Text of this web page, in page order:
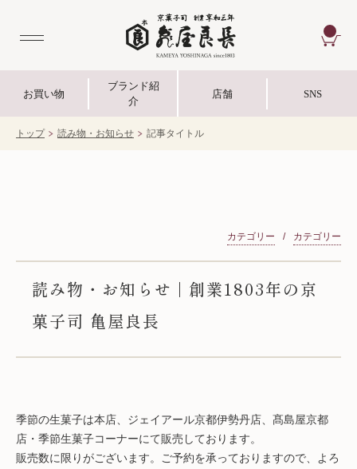
お買い物
ブランド紹
介
店舗 SNS
トップ 読み物・お知らせ 記事タイトル
カテゴリー カテゴリー
読み物・お知らせ | 創業1803年の京
菓子司 亀屋良長
季節の生菓子は本店、ジェイアール京都伊勢丹店、髙島屋京都
店・季節生菓子コーナーにて販売しております。
販売数に限りがございます。ご予約を承っておりますので、よろ